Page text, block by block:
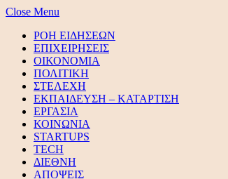
Close Menu
ΡΟΗ ΕΙΔΗΣΕΩΝ
ΕΠΙΧΕΙΡΗΣΕΙΣ
ΟΙΚΟΝΟΜΙΑ
ΠΟΛΙΤΙΚΗ
ΣΤΕΛΕΧΗ
ΕΚΠΑΙΔΕΥΣΗ – ΚΑΤΑΡΤΙΣΗ
ΕΡΓΑΣΙΑ
ΚΟΙΝΩΝΙΑ
STARTUPS
TECH
ΔΙΕΘΝΗ
ΑΠΟΨΕΙΣ